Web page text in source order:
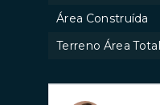
Área Construída
Terreno Área Total